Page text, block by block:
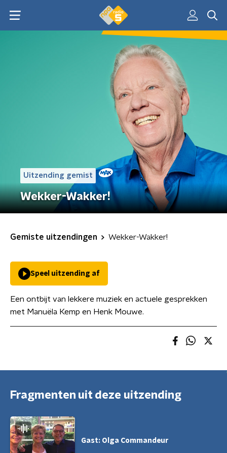
Uitzending gemist
Wekker-Wakker!
Gemiste uitzendingen Wekker-Wakker!
Speel uitzending af
Een ontbijt van lekkere muziek en actuele gesprekken
met Manuëla Kemp en Henk Mouwe.
Fragmenten uit deze uitzending
Gast: Olga Commandeur